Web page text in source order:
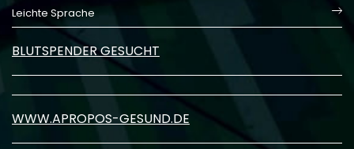
Leichte Sprache
BLUTSPENDER GESUCHT
WWW.APROPOS-GESUND.DE